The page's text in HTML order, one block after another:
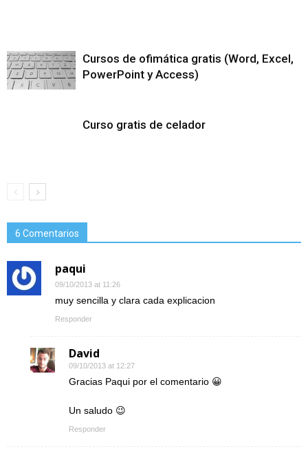
Cursos de ofimática gratis (Word, Excel,
PowerPoint y Access)
Curso gratis de celador
6 Comentarios
paqui
09/10/2013 at 11:26
muy sencilla y clara cada explicacion
Responder
David
09/10/2013 at 12:27
Gracias Paqui por el comentario 😀
Un saludo 😉
Responder